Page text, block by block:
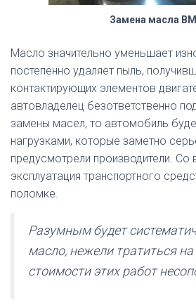
Замена масла
Масло значительно уменьшает
постепенно удаляет пыль,
контактирующих элементов
автовладелец безответственно
замены масел, то автомобиль
нагрузками, которые заметно
предусмотрели производители. Со
эксплуатация транспортного
поломке.
Разумным будет
масло, нежели тратиться на
стоимости этих работ